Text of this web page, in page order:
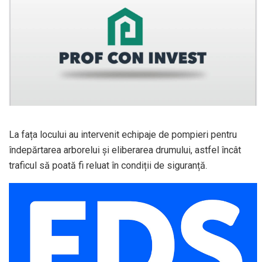
La fața locului au intervenit echipaje de pompieri pentru
îndepărtarea arborelui și eliberarea drumului, astfel încât
traficul să poată fi reluat în condiții de siguranță.